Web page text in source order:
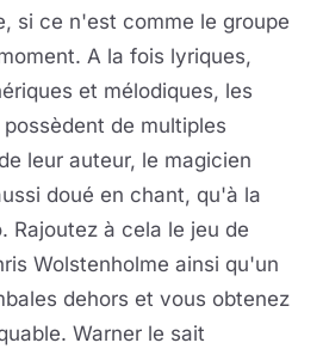
si ce n'est comme le groupe
A la fois lyriques,
et mélodiques, les
de multiples
leur auteur, le magicien
doué en chant, qu'à la
Rajoutez à cela le jeu de
Wolstenholme ainsi qu'un
dehors et vous obtenez
Warner le sait